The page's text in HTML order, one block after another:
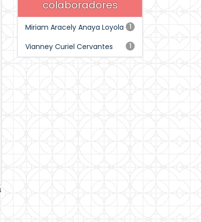
colaboradores
1
Miriam Aracely Anaya Loyola
1
Vianney Curiel Cervantes